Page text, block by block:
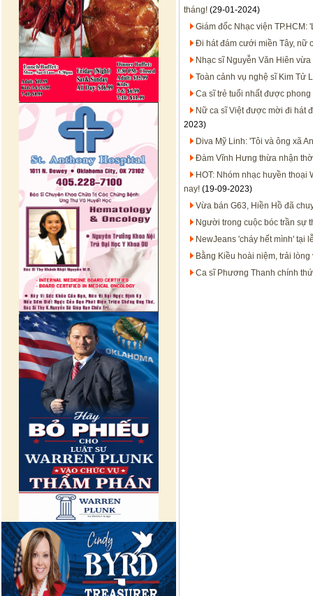
tháng! (29-01-2024)
Giám đốc Nhạc viện
Đi hát đám cưới miền Tây, nữ
Nhạc sĩ Nguyễn Văn Hiên
Toàn cảnh vụ nghệ sĩ Kim Tử
Ca sĩ trẻ tuổi nhất được
Nữ ca sĩ Việt được mời đi hát
2023)
Diva Mỹ Linh: 'Tôi và ông xã
Đàm Vĩnh Hưng thừa nhận
HOT: Nhóm nhạc huyền thoại
nay! (19-09-2023)
Vừa bán G63, Hiền Hồ đã
Người trong cuộc bóc trần sự
NewJeans 'cháy hết mình' tại
Bằng Kiều hoài niệm, trải
Ca sĩ Phương Thanh chính